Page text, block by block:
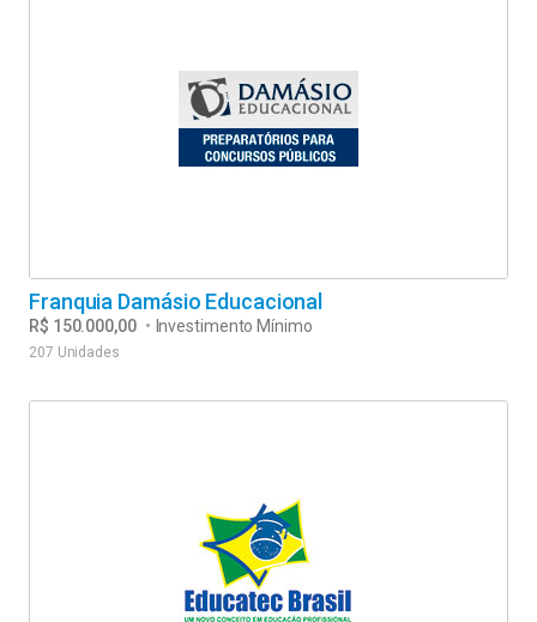
R$ 150.000,00 • Investimento Mínimo
Franquia Damásio Educacional
207 Unidades